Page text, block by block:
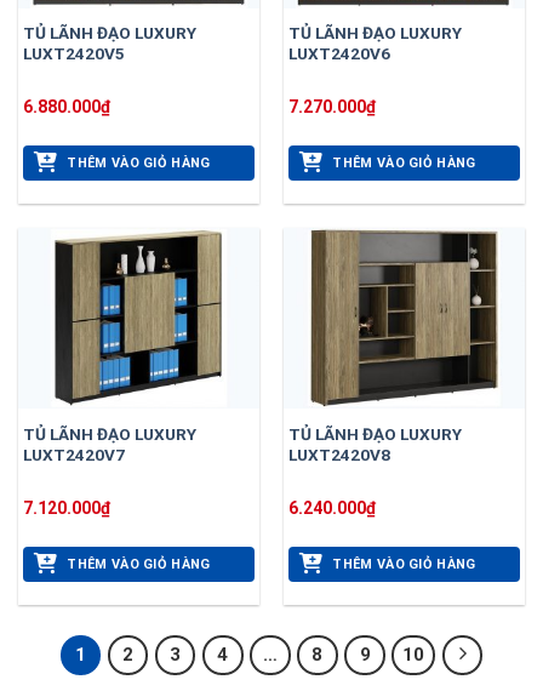
TỦ LÃNH ĐẠO LUXURY
LUXT2420V5
6.880.000₫
THÊM VÀO GIỎ HÀNG
TỦ LÃNH ĐẠO LUXURY
LUXT2420V6
7.270.000₫
THÊM VÀO GIỎ HÀNG
TỦ LÃNH ĐẠO LUXURY
LUXT2420V7
7.120.000₫
THÊM VÀO GIỎ HÀNG
TỦ LÃNH ĐẠO LUXURY
LUXT2420V8
6.240.000₫
THÊM VÀO GIỎ HÀNG
1 2 3 4 … 8 9 10